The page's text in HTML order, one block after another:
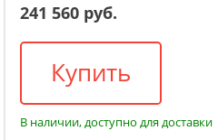
241 560 руб.
Купить
В наличии, доступно для доставки